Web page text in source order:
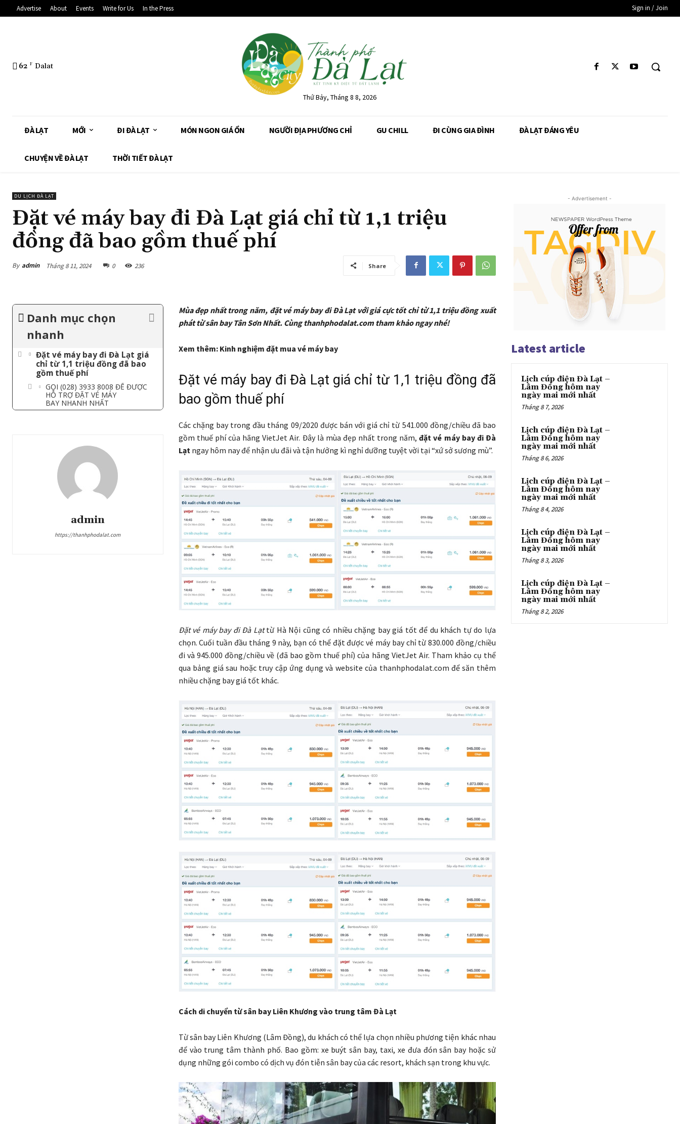
Advertise About Events Write for Us In the Press Sign in / Join
62 F Dalat
Thứ Bảy, Tháng 8 8, 2026
ĐÀ LẠT MỚI ĐI ĐÀ LẠT MÓN NGON GIÁ ỔN NGƯỜI ĐỊA PHƯƠNG CHỈ GU CHILL ĐI CÙNG GIA ĐÌNH ĐÀ LẠT ĐÁNG YÊU
CHUYỆN VỀ ĐÀ LẠT THỜI TIẾT ĐÀ LẠT
DU LỊCH ĐÀ LẠT
Đặt vé máy bay đi Đà Lạt giá chỉ từ 1,1 triệu
đồng đã bao gồm thuế phí
By admin Tháng 8 11, 2024 0 236 Share
Danh mục chọn
nhanh
Đặt vé máy bay đi Đà Lạt giá
chỉ từ 1,1 triệu đồng đã bao
gồm thuế phí
GỌI (028) 3933 8008 ĐỂ ĐƯỢC
HỖ TRỢ ĐẶT VÉ MÁY
BAY NHANH NHẤT
admin
https://thanhphodalat.com
Mùa đẹp nhất trong năm, đặt vé máy bay đi Đà Lạt với giá cực tốt chỉ từ 1,1 triệu đồng xuất
phát từ sân bay Tân Sơn Nhất. Cùng thanhphodalat.com tham khảo ngay nhé!
Xem thêm: Kinh nghiệm đặt mua vé máy bay
Đặt vé máy bay đi Đà Lạt giá chỉ từ 1,1 triệu đồng đã
bao gồm thuế phí
Các chặng bay trong đầu tháng 09/2020 được bán với giá chỉ từ 541.000 đồng/chiều đã bao
gồm thuế phí của hãng VietJet Air. Đây là mùa đẹp nhất trong năm,đặt vé máy bay đi Đà
Lạt ngay hôm nay để nhận ưu đãi và tận hưởng kì nghỉ dưỡng tuyệt vời tại “xứ sở sương mù”.
Đặt vé máy bay đi Đà Lạttừ Hà Nội cũng có nhiều chặng bay giá tốt để du khách tự do lựa
chọn. Cuối tuần đầu tháng 9 này, bạn có thể đặt được vé máy bay chỉ từ 830.000 đồng/chiều
đi và 945.000 đồng/chiều về (đã bao gồm thuế phí) của hãng VietJet Air. Tham khảo cụ thể
qua bảng giá sau hoặc truy cập ứng dụng và website của thanhphodalat.com để săn thêm
nhiều chặng bay giá tốt khác.
Cách di chuyển từ sân bay Liên Khương vào trung tâm Đà Lạt
Từ sân bay Liên Khương (Lâm Đồng), du khách có thể lựa chọn nhiều phương tiện khác nhau
để vào trung tâm thành phố. Bao gồm: xe buýt sân bay, taxi, xe đưa đón sân bay hoặc sử
dụng những gói combo có dịch vụ đón tiễn sân bay của các resort, khách sạn trong khu vực.
- Advertisement -
Latest article
Lịch cúp điện Đà Lạt –
Lâm Đồng hôm nay
ngày mai mới nhất
Tháng 8 7, 2026
Lịch cúp điện Đà Lạt –
Lâm Đồng hôm nay
ngày mai mới nhất
Tháng 8 6, 2026
Lịch cúp điện Đà Lạt –
Lâm Đồng hôm nay
ngày mai mới nhất
Tháng 8 4, 2026
Lịch cúp điện Đà Lạt –
Lâm Đồng hôm nay
ngày mai mới nhất
Tháng 8 3, 2026
Lịch cúp điện Đà Lạt –
Lâm Đồng hôm nay
ngày mai mới nhất
Tháng 8 2, 2026